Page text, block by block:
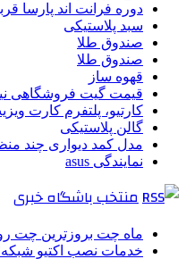
دوره فرانت اند پارسا
سبد پلاستیکی
صندوق طلا
صندوق طلا
قهوه ساز
قیمت گیت فروشگاهی
کارتیو، پلتفرم کارت
گالن پلاستیکی
مدل کمد دیواری چند
نمایندگی asus
منتخب باشگاه خبری
ماه چت بروزترین چت
خدمات نصب اکتیو